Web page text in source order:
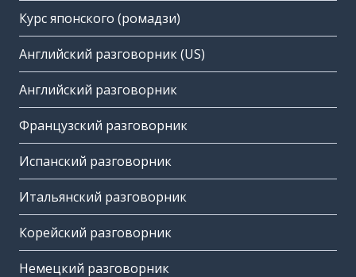
Курс японского (ромадзи)
Английский разговорник (US)
Английский разговорник
Французский разговорник
Испанский разговорник
Итальянский разговорник
Корейский разговорник
Немецкий разговорник